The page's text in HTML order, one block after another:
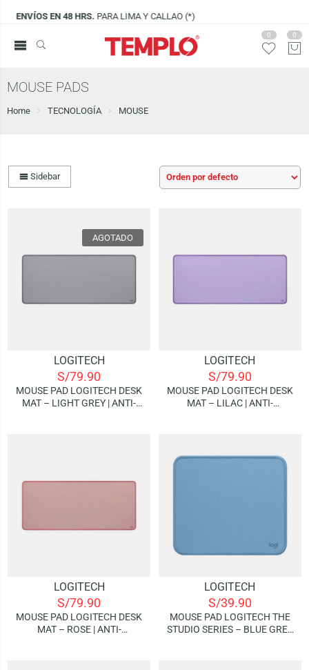
Y CALLAO (*)
0 0
MOUSE PADS
Home TECNOLOGÍA MOUSE
Sidebar
AGOTADO
LOGITECH
S/79.90
MOUSE PAD LOGITECH DESK
MAT – LIGHT GREY | ANTI-
LOGITECH
S/79.90
MOUSE PAD LOGITECH DESK
MAT – LILAC | ANTI-
LOGITECH
S/79.90
MOUSE PAD LOGITECH DESK
MAT – ROSE | ANTI-
LOGITECH
S/39.90
MOUSE PAD LOGITECH THE
STUDIO SERIES – BLUE GREY